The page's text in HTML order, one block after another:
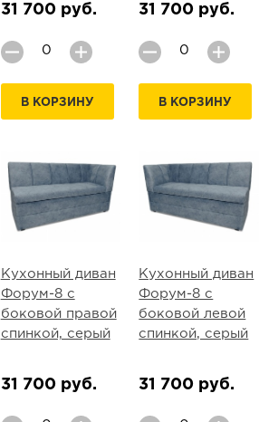
31 700 руб.
В КОРЗИНУ
31 700 руб.
В КОРЗИНУ
Кухонный диван
Форум-8 с
боковой правой
спинкой, серый
31 700 руб.
Кухонный диван
Форум-8 с
боковой левой
спинкой, серый
31 700 руб.